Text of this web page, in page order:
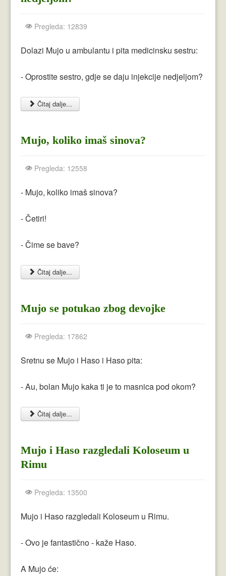
Pregleda: 12839
Dolazi Mujo u ambulantu i pita medicinsku sestru:
- Oprostite sestro, gdje se daju injekcije nedjeljom?
Čitaj dalje...
Mujo, koliko imaš sinova?
Pregleda: 12558
- Mujo, koliko imaš sinova?
- Četiri!
- Čime se bave?
Čitaj dalje...
Mujo se potukao zbog devojke
Pregleda: 17862
Sretnu se Mujo i Haso i Haso pita:
- Au, bolan Mujo kaka ti je to masnica pod okom?
Čitaj dalje...
Mujo i Haso razgledali Koloseum u
Rimu
Pregleda: 13500
Mujo i Haso razgledali Koloseum u Rimu.
- Ovo je fantastično - kaže Haso.
A Mujo će: